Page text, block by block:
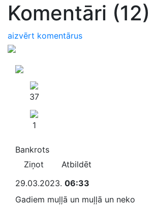
Komentāri (12)
aizvērt komentārus
37
1
Bankrots
Ziņot
Atbildēt
29.03.2023. 06:33
Gadiem muļļā un muļļā un neko